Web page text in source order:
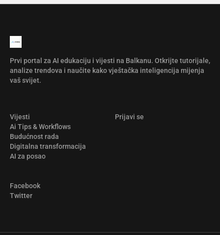
Prvi portal za AI edukaciju i vijesti na Balkanu. Otkrijte tutorijale,
analize trendova i naučite kako vještačka inteligencija mijenja
vaš svijet.
Vijesti
Ai Tips & Workflows
Budućnost rada
Digitalna transformacija
AI za posao
Prijavi se
Facebook
Twitter